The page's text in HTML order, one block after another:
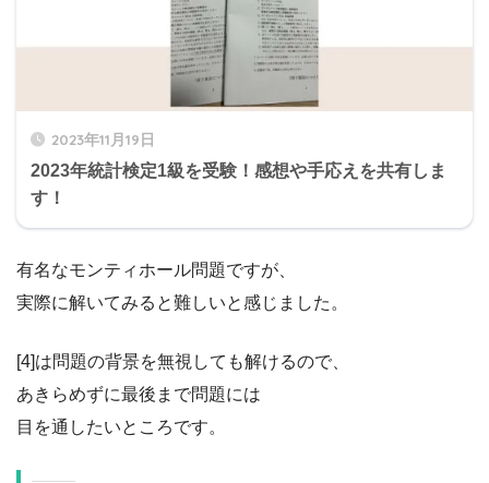
2023年11月19日
2023年統計検定1級を受験！感想や手応えを共有しま
す！
有名なモンティホール問題ですが、
実際に解いてみると難しいと感じました。
[4]は問題の背景を無視しても解けるので、
あきらめずに最後まで問題には
目を通したいところです。